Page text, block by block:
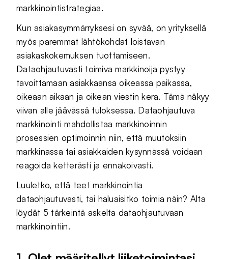
markkinointistrategiaa.
Kun asiakasymmärryksesi on syvää, on yrityksellä
myös paremmat lähtökohdat loistavan
asiakaskokemuksen tuottamiseen.
Dataohjautuvasti toimiva markkinoija pystyy
tavoittamaan asiakkaansa oikeassa paikassa,
oikeaan aikaan ja oikean viestin kera. Tämä näkyy
viivan alle jäävässä tuloksessa. Dataohjautuva
markkinointi mahdollistaa markkinoinnin
prosessien optimoinnin niin, että muutoksiin
markkinassa tai asiakkaiden kysynnässä voidaan
reagoida ketterästi ja ennakoivasti.
Luuletko, että teet markkinointia
dataohjautuvasti, tai haluaisitko toimia näin? Alta
löydät 5 tärkeintä askelta dataohjautuvaan
markkinointiin.